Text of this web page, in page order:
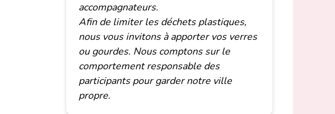
accompagnateurs.
Afin de limiter les déchets plastiques,
nous vous invitons à apporter vos verres
ou gourdes. Nous comptons sur le
comportement responsable des
participants pour garder notre ville
propre.